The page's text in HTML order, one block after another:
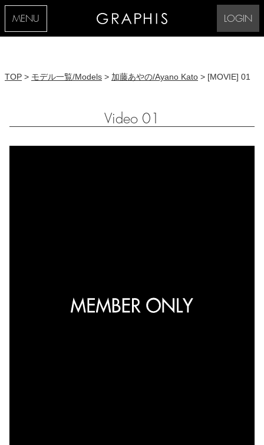
MENU LOGIN
TOP > モデル一覧/Models > 加藤あやの/Ayano Kato > [MOVIE] 01
Video 01